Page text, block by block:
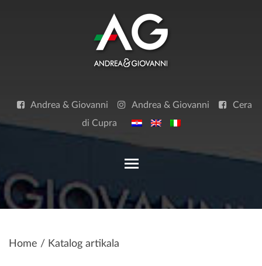
Andrea & Giovanni Andrea & Giovanni Cera
di Cupra
Toggle main menu
Home / Katalog artikala